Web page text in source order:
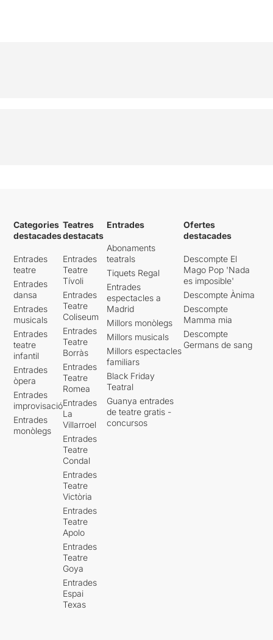
Categories
destacades
Entrades
teatre
Entrades
dansa
Entrades
musicals
Entrades
teatre
infantil
Entrades
òpera
Entrades
improvisació
Entrades
monòlegs
Teatres
destacats
Entrades
Teatre
Tívoli
Entrades
Teatre
Coliseum
Entrades
Teatre
Borràs
Entrades
Teatre
Romea
Entrades
La
Villarroel
Entrades
Teatre
Condal
Entrades
Teatre
Victòria
Entrades
Teatre
Apolo
Entrades
Teatre
Goya
Entrades
Espai
Texas
Entrades
Abonaments
teatrals
Tiquets Regal
Entrades
espectacles a
Madrid
Millors monòlegs
Millors musicals
Millors espectacles
familiars
Black Friday
Teatral
Guanya entrades
de teatre gratis -
concursos
Ofertes
destacades
Descompte El
Mago Pop 'Nada
es imposible'
Descompte Ànima
Descompte
Mamma mia
Descompte
Germans de sang